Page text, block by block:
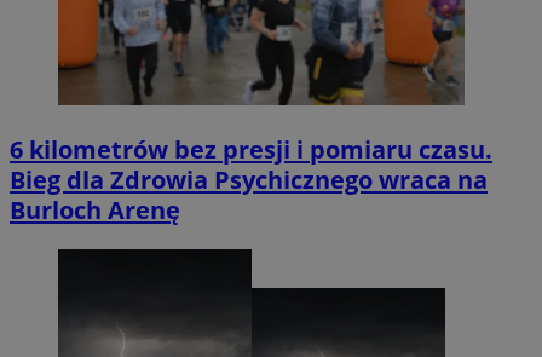
6 kilometrów bez presji i pomiaru czasu.
Bieg dla Zdrowia Psychicznego wraca na
Burloch Arenę